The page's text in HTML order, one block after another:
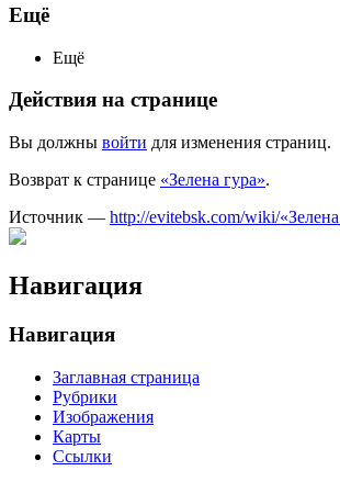
Ещё
Ещё
Действия на странице
Вы должны войти для изменения страниц.
Возврат к странице «Зелена гура».
Источник — http://evitebsk.com/wiki/
Навигация
Навигация
Заглавная страница
Рубрики
Изображения
Карты
Ссылки